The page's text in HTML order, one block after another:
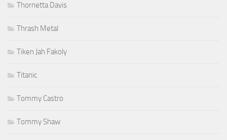
Thornetta Davis
Thrash Metal
Tiken Jah Fakoly
Titanic
Tommy Castro
Tommy Shaw